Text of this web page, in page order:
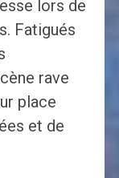
lors de
Fatigués
rave
place
et de